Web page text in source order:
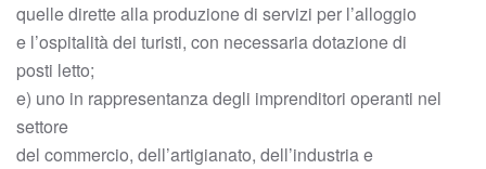
quelle dirette alla produzione di servizi per l’alloggio
e l’ospitalità dei turisti, con necessaria dotazione di
posti letto;
e) uno in rappresentanza degli imprenditori operanti nel
settore
del commercio, dell’artigianato, dell’industria e